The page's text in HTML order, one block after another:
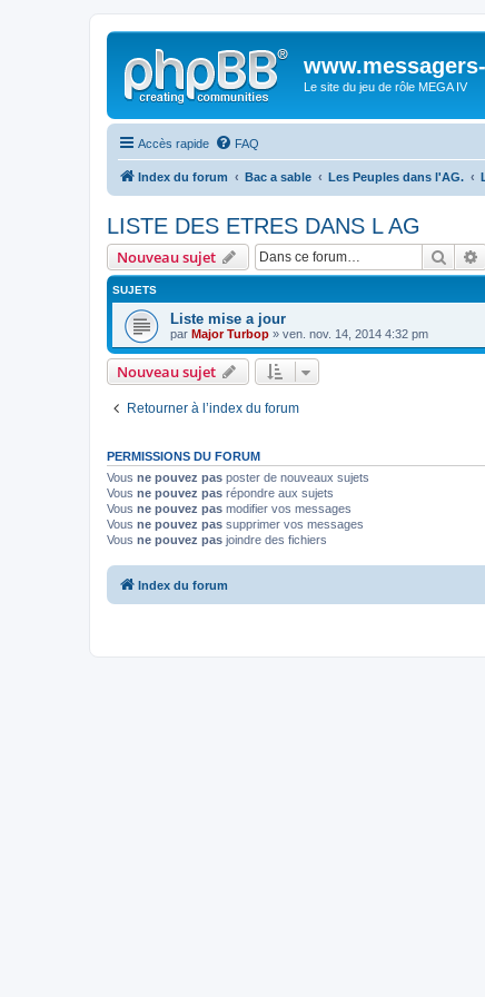
Le site du jeu de rôle MEGA IV
Accès rapide FAQ
Index du forum Bac a sable Les Peuples dans l'AG.
LISTE DES ETRES DANS L AG
Nouveau sujet
SUJETS
Liste mise a jour
par Major Turbop » ven. nov. 14, 2014 4:32 pm
Nouveau sujet
Retourner à l’index du forum
PERMISSIONS DU FORUM
Vous ne pouvez pas poster de nouveaux sujets
Vous ne pouvez pas répondre aux sujets
Vous ne pouvez pas modifier vos messages
Vous ne pouvez pas supprimer vos messages
Vous ne pouvez pas joindre des fichiers
Index du forum